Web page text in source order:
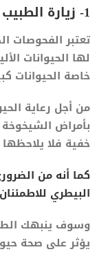
1- زيارة الطبيب البيطري من وقت لآخر
تعتبر الفحوصات
لها الحيوانات
خاصة الحيوانات
من أجل رعاية
بأمراض
خفية فلا
كما أنه من
البيطري
وسوف ينبهك
يؤثر على صحة